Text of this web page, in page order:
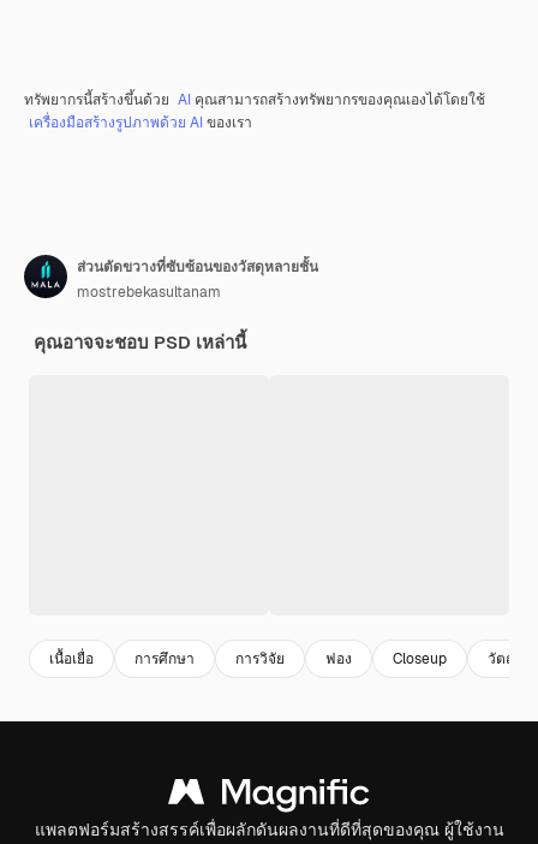
ทรัพยากรนี้สร้างขึ้นด้วย AI คุณสามารถสร้างทรัพยากรของคุณเองได้โดยใช้
เครื่องมือสร้างรูปภาพด้วย AIของเรา
ส่วนตัดขวางที่ซับซ้อนของวัสดุหลายชั้น
mostrebekasultanam
คุณอาจจะชอบ PSD เหล่านี้
เนื้อเยื่อ การศึกษา การวิจัย ฟอง Closeup วัตถุดิบ
แพลตฟอร์มสร้างสรรค์เพื่อผลักดันผลงานที่ดีที่สุดของคุณ ผู้ใช้งาน